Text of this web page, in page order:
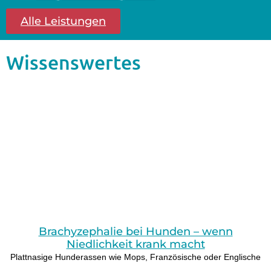
Alle Leistungen
Wissenswertes
Brachyzephalie bei Hunden – wenn
Niedlichkeit krank macht
Plattnasige Hunderassen wie Mops, Französische oder Englische